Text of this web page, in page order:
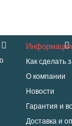
Информация
Как сделать
О компании
Новости
Гарантия и
Доставка и